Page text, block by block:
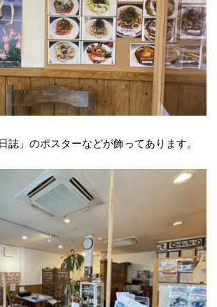
誌」のポスターなどが飾ってあります。